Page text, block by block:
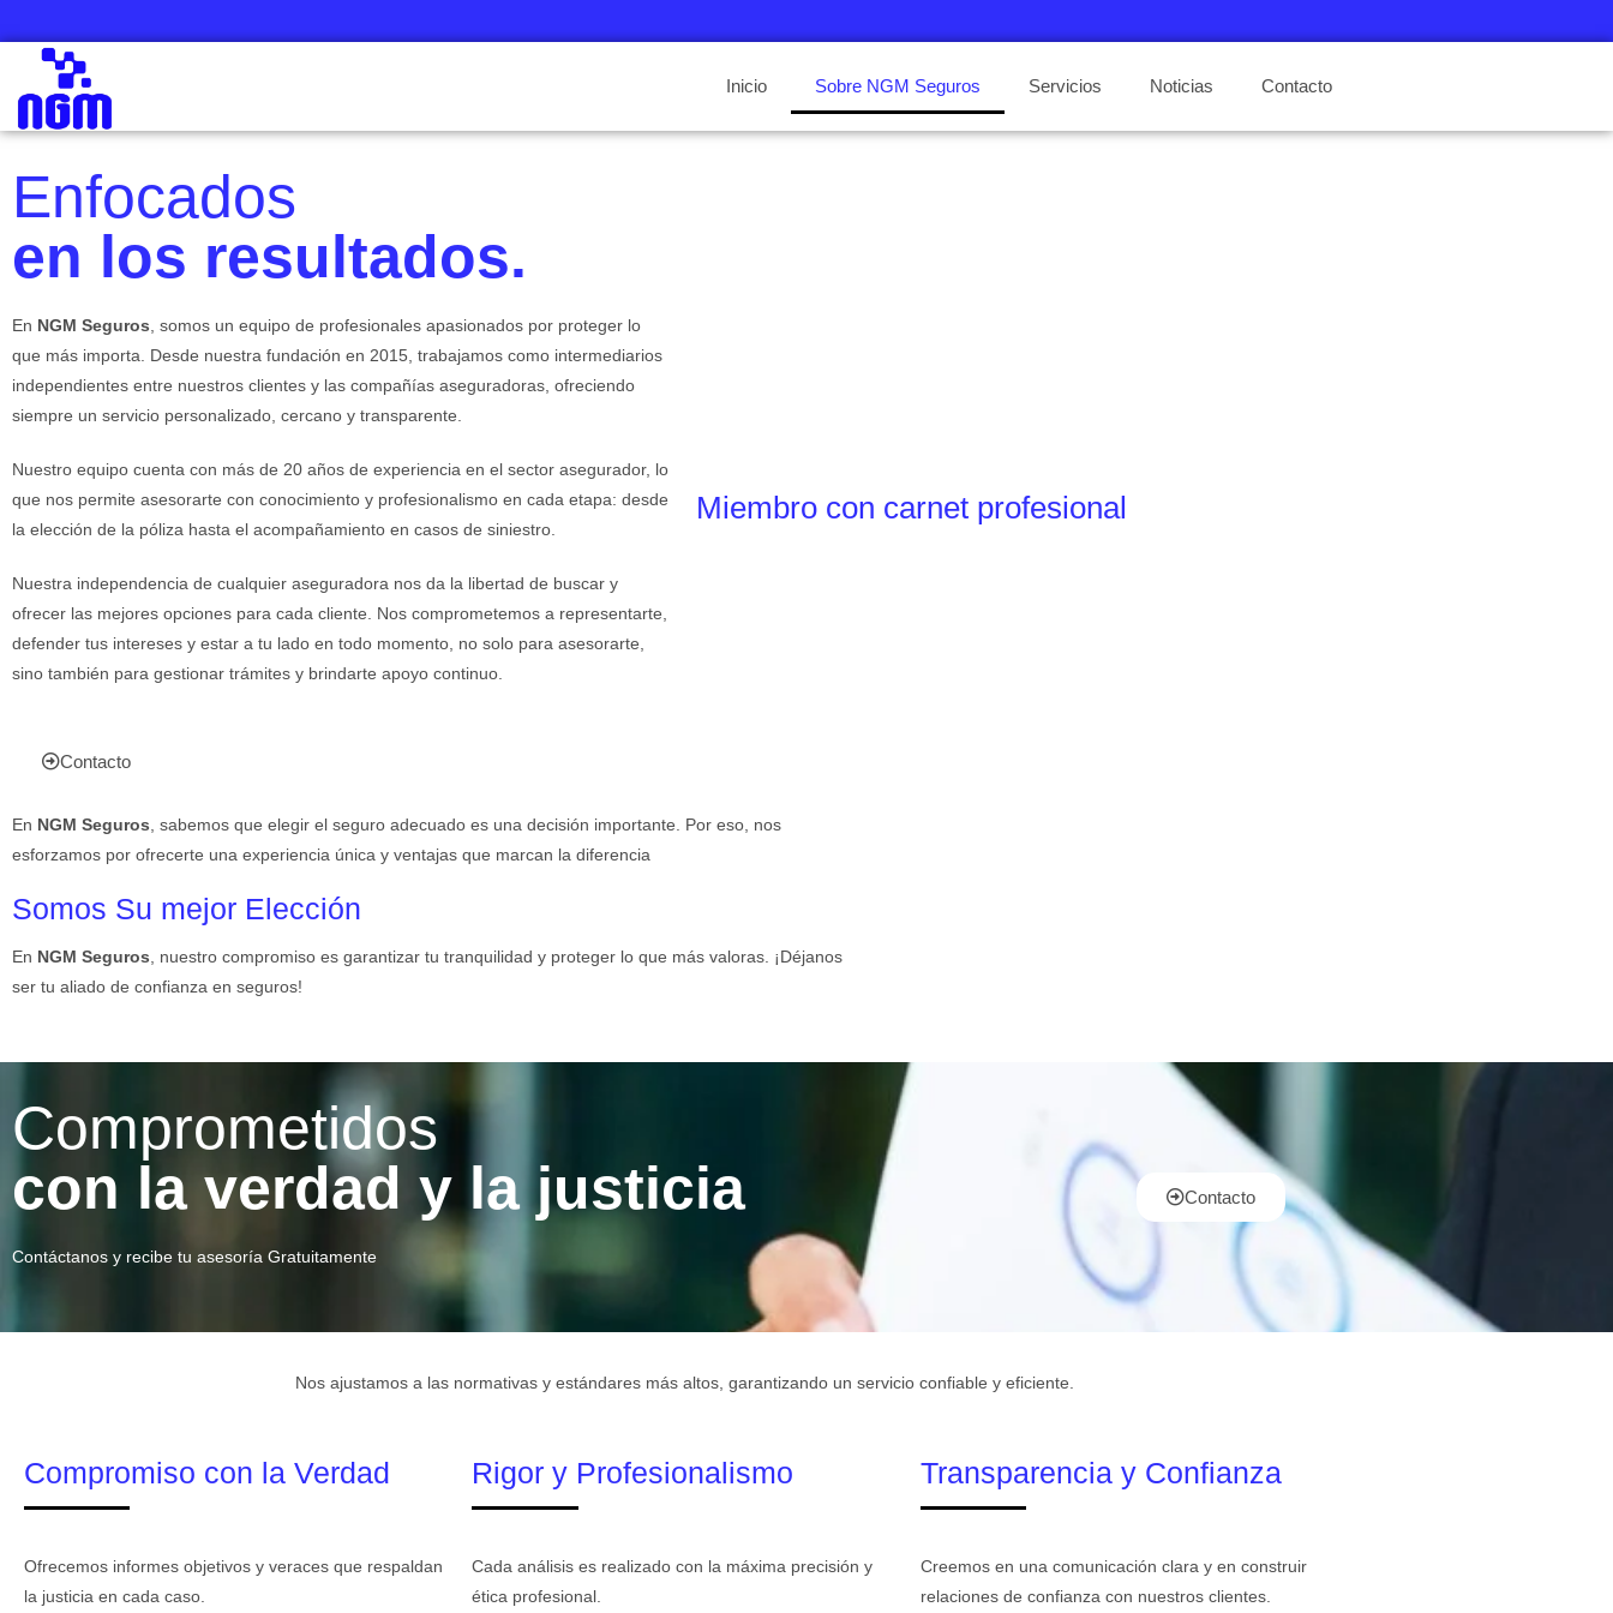
Inicio Sobre NGM Seguros Servicios Noticias Contacto
Enfocados
en los resultados.
En NGM Seguros, somos un equipo de profesionales apasionados por proteger lo
que más importa. Desde nuestra fundación en 2015, trabajamos como intermediarios
independientes entre nuestros clientes y las compañías aseguradoras, ofreciendo
siempre un servicio personalizado, cercano y transparente.
Nuestro equipo cuenta con más de 20 años de experiencia en el sector asegurador, lo
que nos permite asesorarte con conocimiento y profesionalismo en cada etapa: desde
la elección de la póliza hasta el acompañamiento en casos de siniestro.
Nuestra independencia de cualquier aseguradora nos da la libertad de buscar y
ofrecer las mejores opciones para cada cliente. Nos comprometemos a representarte,
defender tus intereses y estar a tu lado en todo momento, no solo para asesorarte,
sino también para gestionar trámites y brindarte apoyo continuo.
Contacto
Miembro con carnet profesional
En NGM Seguros, sabemos que elegir el seguro adecuado es una decisión importante. Por eso, nos
esforzamos por ofrecerte una experiencia única y ventajas que marcan la diferencia
Somos Su mejor Elección
En NGM Seguros, nuestro compromiso es garantizar tu tranquilidad y proteger lo que más valoras. ¡Déjanos
ser tu aliado de confianza en seguros!
Comprometidos
con la verdad y la justicia
Contáctanos y recibe tu asesoría Gratuitamente
Contacto
Nos ajustamos a las normativas y estándares más altos, garantizando un servicio confiable y eficiente.
Compromiso con la Verdad
Ofrecemos informes objetivos y veraces que respaldan
la justicia en cada caso.
Rigor y Profesionalismo
Cada análisis es realizado con la máxima precisión y
ética profesional.
Transparencia y Confianza
Creemos en una comunicación clara y en construir
relaciones de confianza con nuestros clientes.